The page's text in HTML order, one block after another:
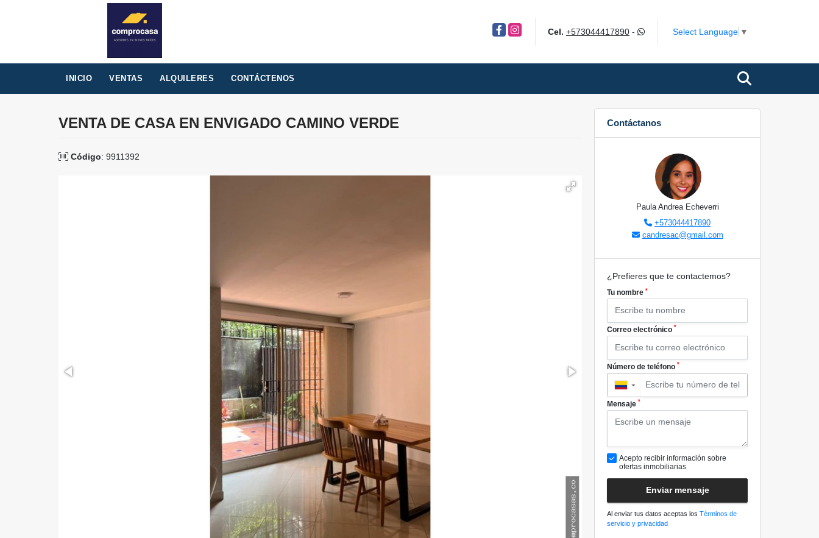
FacebookInstagram Cel. +573044417890- Select Language ▼
INICIO VENTAS ALQUILERES CONTÁCTENOS
VENTA DE CASA EN ENVIGADO CAMINO VERDE
Código: 9911392
Contáctanos
Paula Andrea Echeverri
+573044417890
candresac@gmail.com
¿Prefieres que te contactemos?
Tu nombre *
Correo electrónico *
Número de teléfono *
▼
Mensaje *
Acepto recibir información sobre
ofertas inmobiliarias
Enviar mensaje
Al enviar tus datos aceptas los Términos de
servicio y privacidad